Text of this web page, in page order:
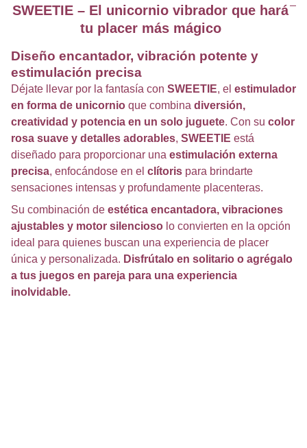
SWEETIE – El unicornio vibrador que hará
tu placer más mágico
Diseño encantador, vibración potente y
estimulación precisa
Déjate llevar por la fantasía con SWEETIE, el estimulador
en forma de unicornio que combina diversión,
creatividad y potencia en un solo juguete. Con su color
rosa suave y detalles adorables, SWEETIE está
diseñado para proporcionar una estimulación externa
precisa, enfocándose en el clítoris para brindarte
sensaciones intensas y profundamente placenteras.
Su combinación de estética encantadora, vibraciones
ajustables y motor silencioso lo convierten en la opción
ideal para quienes buscan una experiencia de placer
única y personalizada. Disfrútalo en solitario o agrégalo
a tus juegos en pareja para una experiencia
inolvidable.